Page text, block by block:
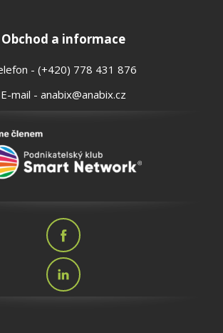
Obchod a informace
- (+420) 778 431 876
E-mail - anabix@anabix.cz